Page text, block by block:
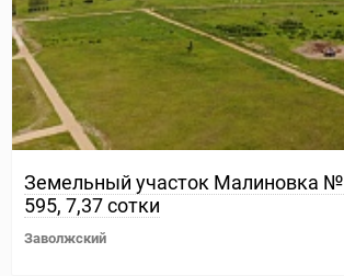
Земельный участок Малиновка №
595, 7,37 сотки
Заволжский